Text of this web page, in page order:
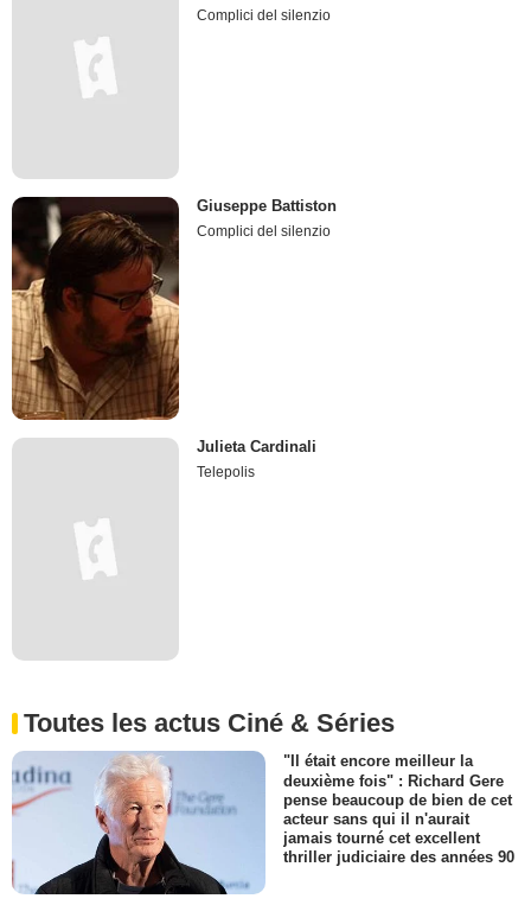
Complici del silenzio
Giuseppe Battiston
Complici del silenzio
Julieta Cardinali
Telepolis
Toutes les actus Ciné & Séries
"Il était encore meilleur la
deuxième fois" : Richard Gere
pense beaucoup de bien de cet
acteur sans qui il n'aurait
jamais tourné cet excellent
thriller judiciaire des années 90